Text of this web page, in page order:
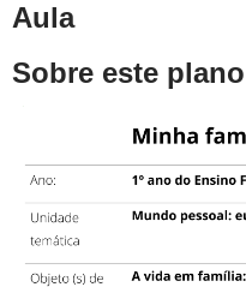
Aula
Sobre este plano